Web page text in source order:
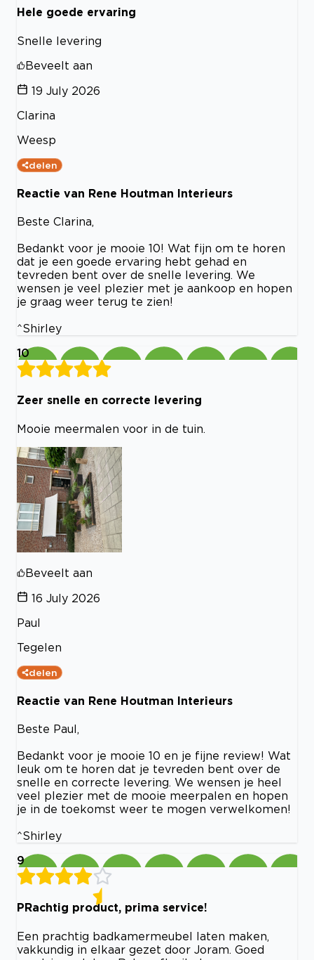
Hele goede ervaring
Snelle levering
Beveelt aan
19 July 2026
Clarina
Weesp
delen
Reactie van Rene Houtman Interieurs
Beste Clarina,
Bedankt voor je mooie 10! Wat fijn om te horen
dat je een goede ervaring hebt gehad en
tevreden bent over de snelle levering. We
wensen je veel plezier met je aankoop en hopen
je graag weer terug te zien!
^Shirley
10
Zeer snelle en correcte levering
Mooie meermalen voor in de tuin.
Beveelt aan
16 July 2026
Paul
Tegelen
delen
Reactie van Rene Houtman Interieurs
Beste Paul,
Bedankt voor je mooie 10 en je fijne review! Wat
leuk om te horen dat je tevreden bent over de
snelle en correcte levering. We wensen je heel
veel plezier met de mooie meerpalen en hopen
je in de toekomst weer te mogen verwelkomen!
^Shirley
9
PRachtig product, prima service!
Een prachtig badkamermeubel laten maken,
vakkundig in elkaar gezet door Joram. Goed